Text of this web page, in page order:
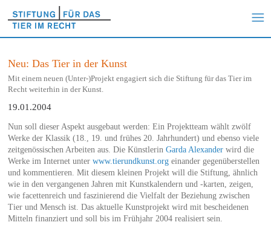
Neu: Das Tier in der Kunst
Mit einem neuen (Unter-)Projekt engagiert sich die Stiftung für das Tier im
Recht weiterhin in der Kunst.
19.01.2004
Nun soll dieser Aspekt ausgebaut werden: Ein Projektteam wählt zwölf
Werke der Klassik (18., 19. und frühes 20. Jahrhundert) und ebenso viele
zeitgenössischen Arbeiten aus. Die Künstlerin Garda Alexanderwird die
Werke im Internet unter www.tierundkunst.orgeinander gegenüberstellen
und kommentieren. Mit diesem kleinen Projekt will die Stiftung, ähnlich
wie in den vergangenen Jahren mit Kunstkalendern und -karten, zeigen,
wie facettenreich und faszinierend die Vielfalt der Beziehung zwischen
Tier und Mensch ist. Das aktuelle Kunstprojekt wird mit bescheidenen
Mitteln finanziert und soll bis im Frühjahr 2004 realisiert sein.